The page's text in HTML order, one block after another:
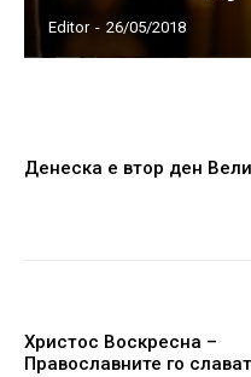
Editor - 26/05/2018
Денеска е втор ден
Христос Воскресна –
Православните го